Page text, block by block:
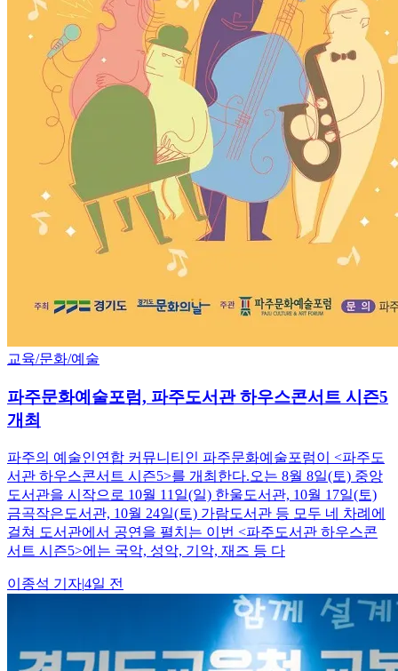
교육/문화/예술
파주문화예술포럼, 파주도서관 하우스콘서트 시즌5
개최
파주의 예술인연합 커뮤니티인 파주문화예술포럼이 <파주도
서관 하우스콘서트 시즌5>를 개최한다.오는 8월 8일(토) 중앙
도서관을 시작으로 10월 11일(일) 한울도서관, 10월 17일(토)
금곡작은도서관, 10월 24일(토) 가람도서관 등 모두 네 차례에
걸쳐 도서관에서 공연을 펼치는 이번 <파주도서관 하우스콘
서트 시즌5>에는 국악, 성악, 기악, 재즈 등 다
이종석 기자|4일 전